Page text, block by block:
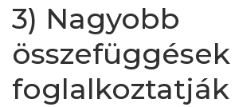
3) Nagyobb
összefüggések
foglalkoztatják